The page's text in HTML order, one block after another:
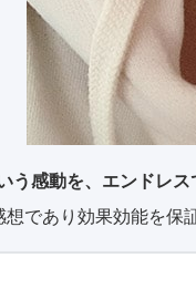
感動を、エンドレス
であり効果効能を保